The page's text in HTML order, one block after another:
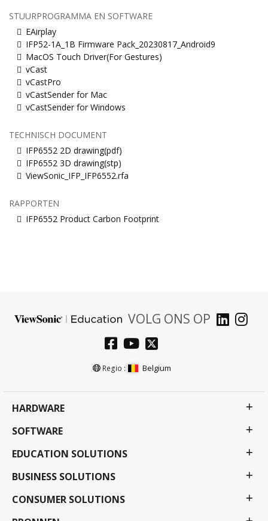
STUURPROGRAMMA EN SOFTWARE
EAirplay
IFP52-1A_1B Firmware Pack_20230817_Android9
MacOS Touch Driver(For Gestures)
vCast
vCastPro
vCastSender for Mac
vCastSender for Windows
TECHNISCH DOCUMENT
IFP6552 2D drawing(pdf)
IFP6552 3D drawing(stp)
ViewSonic_IFP_IFP6552.rfa
RAPPORTEN
IFP6552 Product Carbon Footprint
VOLG ONS OP
Regio : Belgium
HARDWARE
SOFTWARE
EDUCATION SOLUTIONS
BUSINESS SOLUTIONS
CONSUMER SOLUTIONS